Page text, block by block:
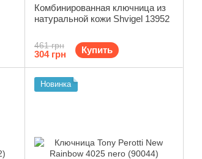
Комбинированная ключница из
натуральной кожи Shvigel 13952
461 грн
304 грн Купить
Новинка